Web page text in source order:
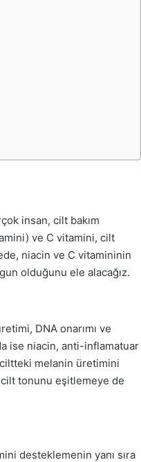
insan, cilt bakım
ve C vitamini, cilt
niacin ve C vitamininin
olduğunu ele alacağız.
DNA onarımı ve
ise niacin, anti-inflamatuar
melanin üretimini
cilt tonunu eşitlemeye de
desteklemenin yanı sıra